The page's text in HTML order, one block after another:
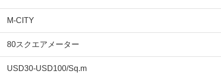
M-CITY
80スクエアメーター
USD30-USD100/Sq.m